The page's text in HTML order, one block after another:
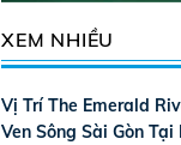
XEM NHIỀU
Vị Trí The Emerald
Ven Sông Sài Gòn Tại